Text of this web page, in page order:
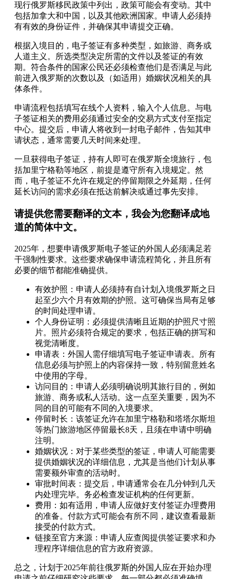
现行俄罗斯移民政策中列出，政策可能会有变动。其中
包括加拿大和中国，以及其他欧洲国家。申请人必须持
有有效的身份证件，并确保其申请提交正确。
根据入境目的，电子签证有多种类型，如旅游、商务或
人道主义。所选类型决定所需的文件以及签证的有效
期。符合条件的国家公民还必须检查他们是否满足与此
前进入俄罗斯的次数以及（如适用）婚姻状况相关的具
体条件。
申请流程包括填写在线个人资料，输入个人信息。与电
子签证相关的费用必须通过安全的交易方式支付至指定
中心。提交后，申请人将收到一封电子邮件，告知其申
请状态，通常需要几天时间来处理。
一旦获得电子签证，持有人即可在俄罗斯全境旅行，包
括加里宁格勒等地区，前提是遵守所有入境规定。然
而，电子签证不允许在规定的停留期限之外延期，任何
延长访问的需求必须在抵达前解决或通过事先安排。
请提供您需要翻译的文本，我会为您翻译成地
道的简体中文。
2025年，想要申请俄罗斯电子签证的外国人必须满足若
干强制性要求。这些要求确保申请流程简化，并且所有
必要的细节都能准确提供。
有效护照：申请人必须持有自计划入境俄罗斯之日
起至少六个月有效期的护照。这可确保当局有足够
的时间处理申请。
个人身份证明：必须提供清晰且近期的护照尺寸照
片。照片必须符合规定的要求，包括正确的拼写和
视觉清晰度。
申请表：外国人需仔细填写电子签证申请表。所有
信息必须与护照上的内容保持一致，特别留意姓名
中使用的字母。
访问目的：申请人必须明确说明其旅行目的，例如
旅游、商务或私人活动。这一点至关重要，因为不
同的目的可能有不同的入境要求。
停留时长：该签证允许在加里宁格勒和塔塔尔斯坦
等热门旅游地区停留最长8天，且须在申请中明确
注明。
婚姻状况：对于某些类型的签证，申请人可能需要
提供婚姻状况的详细信息，尤其是当他们计划从事
需要额外审查的活动时。
审批时间表：提交后，申请通常会在几分钟到几天
内处理完毕。务必检查发证机构的任何更新。
费用：如有适用，申请人应做好支付签证办理费用
的准备。付款方式可能会有所不同，建议查看最新
接受的付款方式。
链接至官方来源：申请人应查阅提供签证要求和办
理程序详细信息的官方政府资源。
总之，计划于2025年前往俄罗斯的外国人应在开始办理